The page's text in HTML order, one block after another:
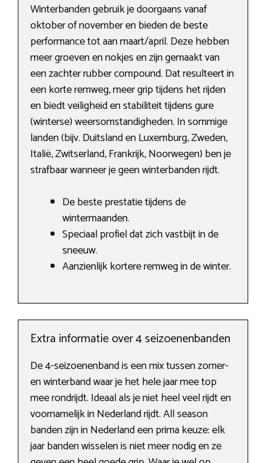
Winterbanden gebruik je doorgaans vanaf
oktober of november en bieden de beste
performance tot aan maart/april. Deze hebben
meer groeven en nokjes en zijn gemaakt van
een zachter rubber compound. Dat resulteert in
een korte remweg, meer grip tijdens het rijden
en biedt veiligheid en stabiliteit tijdens gure
(winterse) weersomstandigheden. In sommige
landen (bijv. Duitsland en Luxemburg, Zweden,
Italië, Zwitserland, Frankrijk, Noorwegen) ben je
strafbaar wanneer je geen winterbanden rijdt.
De beste prestatie tijdens de
wintermaanden.
Speciaal profiel dat zich vastbijt in de
sneeuw.
Aanzienlijk kortere remweg in de winter.
Extra informatie over 4 seizoenenbanden
De 4-seizoenenband is een mix tussen zomer-
en winterband waar je het hele jaar mee top
mee rondrijdt. Ideaal als je niet heel veel rijdt en
voornamelijk in Nederland rijdt. All season
banden zijn in Nederland een prima keuze: elk
jaar banden wisselen is niet meer nodig en ze